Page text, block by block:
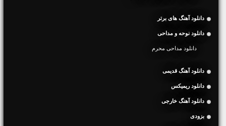
دانلود آهنگ های برتر
دانلود نوحه و مداحی
دانلود مداحی محرم
دانلود آهنگ قدیمی
دانلود ریمیکس
دانلود آهنگ خارجی
بزودی